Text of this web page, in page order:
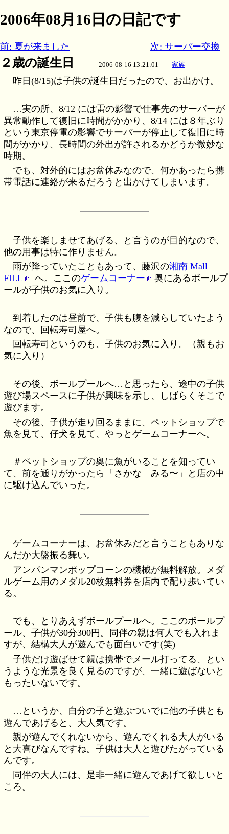
2006年08月16日の日記です
前: 夏が来ました 次: サーバー交換
２歳の誕生日 2006-08-16 13:21:01 家族
昨日(8/15)は子供の誕生日だったので、お出かけ。
…実の所、8/12 には雷の影響で仕事先のサーバーが
異常動作して復旧に時間がかかり、8/14 には８年ぶり
という東京停電の影響でサーバーが停止して復旧に時
間がかかり、長時間の外出が許されるかどうか微妙な
時期。
でも、対外的にはお盆休みなので、何かあったら携
帯電話に連絡が来るだろうと出かけてしまいます。
子供を楽しませてあげる、と言うのが目的なので、
他の用事は特に作りません。
雨が降っていたこともあって、藤沢の湘南 Mall
FILL
へ。ここのゲームコーナー
奥にあるボールプ
ールが子供のお気に入り。
到着したのは昼前で、子供も腹を減らしていたよう
なので、回転寿司屋へ。
回転寿司というのも、子供のお気に入り。（親もお
気に入り）
その後、ボールプールへ…と思ったら、途中の子供
遊び場スペースに子供が興味を示し、しばらくそこで
遊びます。
その後、子供が走り回るままに、ペットショップで
魚を見て、仔犬を見て、やっとゲームコーナーへ。
＃ペットショップの奥に魚がいることを知ってい
て、前を通りがかったら「さかな みる〜」と店の中
に駆け込んでいった。
ゲームコーナーは、お盆休みだと言うこともありな
んだか大盤振る舞い。
アンパンマンポップコーンの機械が無料解放。メダ
ルゲーム用のメダル20枚無料券を店内で配り歩いてい
る。
でも、とりあえずボールプールへ。ここのボールプ
ール、子供が30分300円。同伴の親は何人でも入れま
すが、結構大人が遊んでも面白いです(笑)
子供だけ遊ばせて親は携帯でメール打ってる、とい
うような光景を良く見るのですが、一緒に遊ばないと
もったいないです。
…というか、自分の子と遊ぶついでに他の子供とも
遊んであげると、大人気です。
親が遊んでくれないから、遊んでくれる大人がいる
と大喜びなんですね。子供は大人と遊びたがっている
んです。
同伴の大人には、是非一緒に遊んであげて欲しいと
ころ。